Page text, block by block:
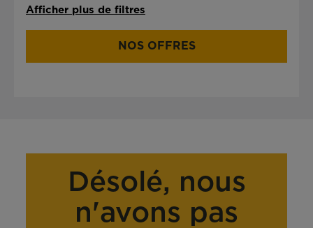
Afficher plus de filtres
NOS OFFRES
Désolé, nous
n'avons pas